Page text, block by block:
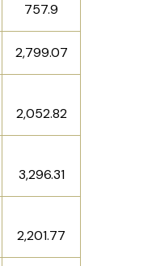
757.9
2,799.07
2,052.82
3,296.31
2,201.77